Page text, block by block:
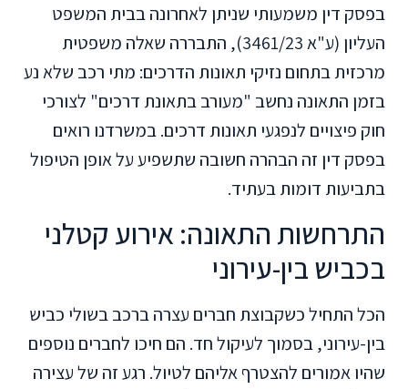
בפסק דין משמעותי שניתן לאחרונה בבית המשפט
העליון (ע"א 3461/23), התבררה שאלה משפטית
מרכזית בתחום נזיקי תאונות הדרכים: מתי רכב שלא נע
בזמן התאונה נחשב "מעורב בתאונת דרכים" לצורכי
חוק פיצויים לנפגעי תאונות דרכים. במשרדנו רואים
בפסק דין זה הבהרה חשובה שתשפיע על אופן הטיפול
בתביעות דומות בעתיד.
התרחשות התאונה: אירוע קטלני
בכביש בין-עירוני
הכל התחיל כשקבוצת חברים עצרה ברכב בשולי כביש
בין-עירוני, בסמוך לעיקול חד. הם חיכו לחברים נוספים
שהיו אמורים להצטרף אליהם לטיול. רגע זה של עצירה